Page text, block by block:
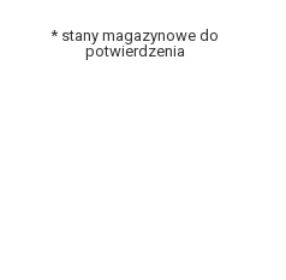
* stany magazynowe do
potwierdzenia